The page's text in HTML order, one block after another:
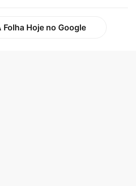
Folha Hoje no Google